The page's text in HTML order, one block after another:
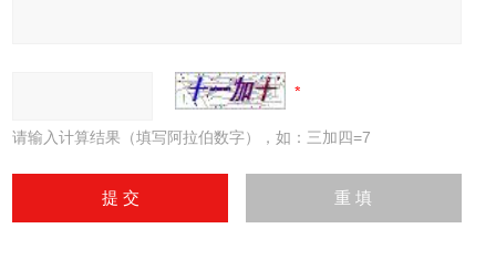
请输入计算结果（填写阿拉伯数字），如：三加四=7